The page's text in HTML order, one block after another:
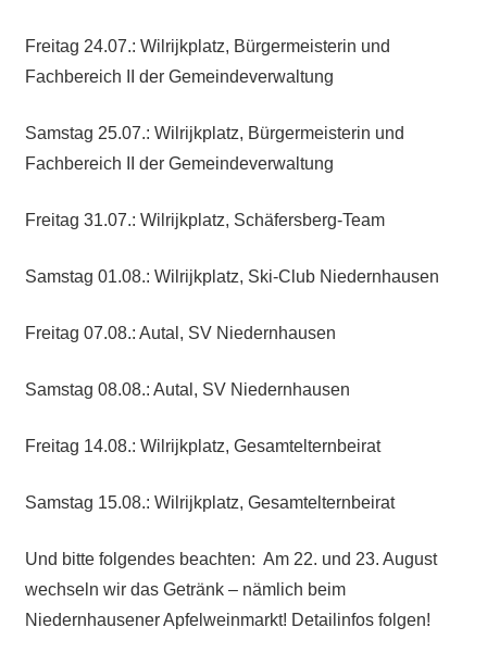
Freitag 24.07.: Wilrijkplatz, Bürgermeisterin und
Fachbereich II der Gemeindeverwaltung
Samstag 25.07.: Wilrijkplatz, Bürgermeisterin und
Fachbereich II der Gemeindeverwaltung
Freitag 31.07.: Wilrijkplatz, Schäfersberg-Team
Samstag 01.08.: Wilrijkplatz, Ski-Club Niedernhausen
Freitag 07.08.: Autal, SV Niedernhausen
Samstag 08.08.: Autal, SV Niedernhausen
Freitag 14.08.: Wilrijkplatz, Gesamtelternbeirat
Samstag 15.08.: Wilrijkplatz, Gesamtelternbeirat
Und bitte folgendes beachten: Am 22. und 23. August
wechseln wir das Getränk – nämlich beim
Niedernhausener Apfelweinmarkt! Detailinfos folgen!